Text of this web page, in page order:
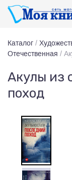
Каталог /
Отечественная /
Акулы из
поход